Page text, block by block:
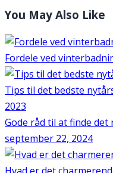
You May Also Like
Fordele ved
Tips til det bedste
2023
Gode råd til at finde
september 22, 2024